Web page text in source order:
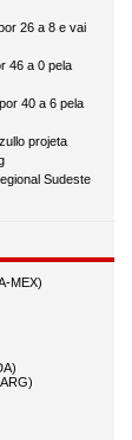
26 a 8 e vai
46 a 0 pela
40 a 6 pela
projeta
Sudeste